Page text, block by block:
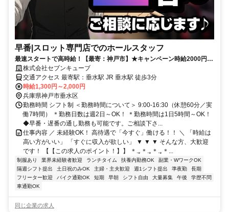
早番|スロット専門店でのホールスタッフ
最速スタートで高時給！【最寄：神戸市】★キャンペーン時給2000円★
週2日～＆土日祝休み＆短時間も可能
株式会社セブンキューブ
交通アクセス 最寄駅：垂水駅 JR 垂水駅 徒歩3分
時給1,300円～2,000円
兵庫県神戸市垂水区
勤務時間 シフト制 ＜勤務時間について＞ 9:00-16:30（休憩60分／実
働7時間） ＊勤務日数は週2日～OK！ ＊勤務時間は1日5時間～OK！
◆早番・遅番の通し勤務も可能です。ご相談下さ...
仕事内容 ／ 未経験OK！ 高待遇で「今すぐ」働ける！！ ＼ 「時給は
高い方がいい」 「すぐに収入が欲しい」 ▼ ▼ ▼ そんな方、大歓迎
です！ 【【この求人のポイント！】】 ＊.｡＊.｡＊.｡＊...
制服あり 業界未経験者歓迎 ランチタイム 扶養内勤務OK
副業・WワークOK
隔週シフト提出
土日祝のみOK 主婦・主夫歓迎 週1シフト提出 準夜勤
長期
フリーター歓迎
バイク通勤OK 短期 早朝 シフト自由 大量募集 午後
学歴不問
車通勤OK
同じ企業の求人